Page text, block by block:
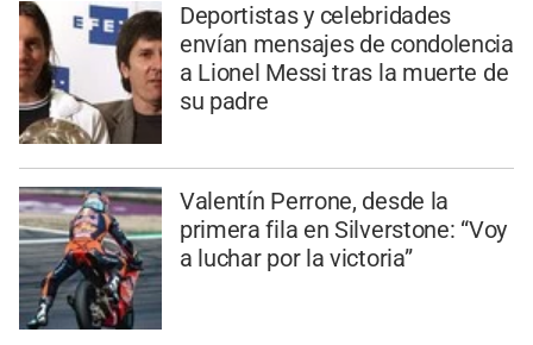
Deportistas y celebridades
envían mensajes de condolencia
a Lionel Messi tras la muerte de
su padre
Valentín Perrone, desde la
primera fila en Silverstone: “Voy
a luchar por la victoria”